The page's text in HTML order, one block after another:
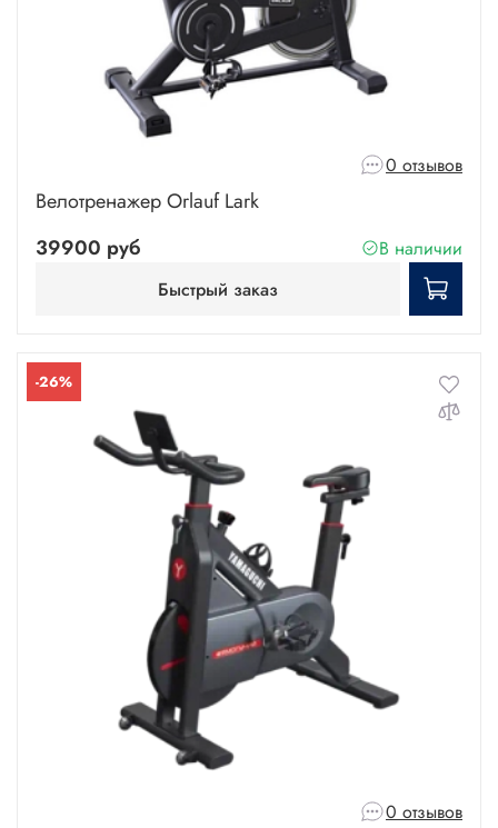
0 отзывов
Велотренажер Orlauf Lark
39900 руб
В наличии
Быстрый заказ
-26%
0 отзывов